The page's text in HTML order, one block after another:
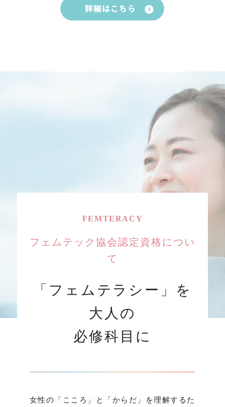
FEMTERACY
フェムテック協会認定資格につい
て
「フェムテラシー」を
大人の
必修科目に
女性の「こころ」と「からだ」を理解するた